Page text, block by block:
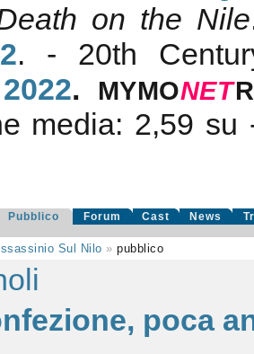
on the Nile
. - 20th
. MYMONET
media: 2,59 su
Pubblico Forum Cast News
Sul Nilo »pubblico
poca